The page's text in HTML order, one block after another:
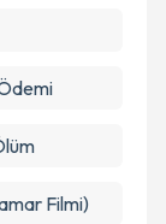
Filmi)